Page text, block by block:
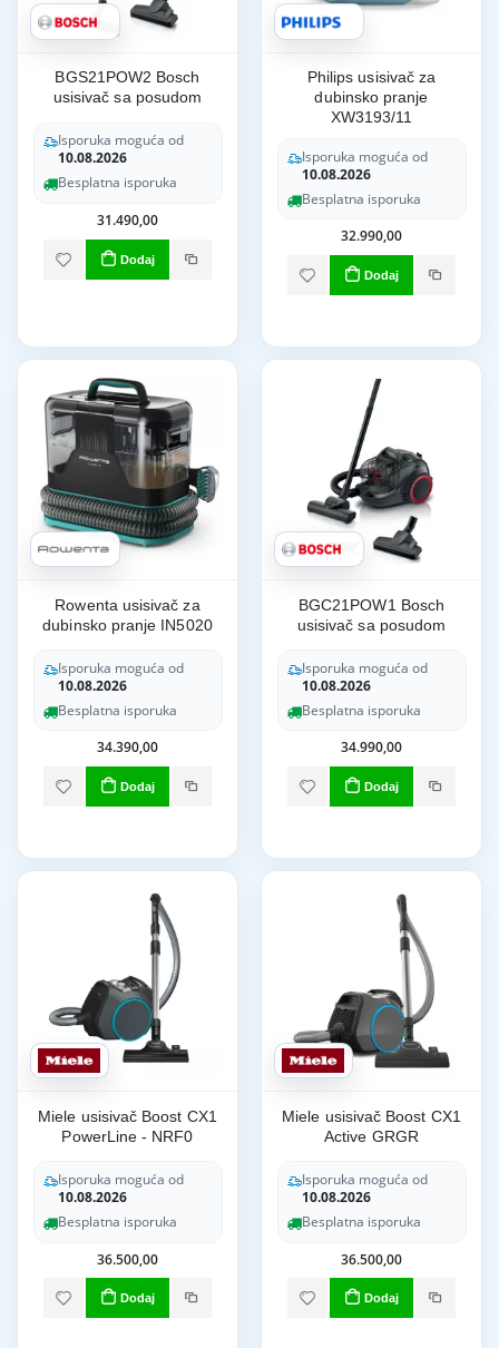
BGS21POW2 Bosch
usisivač sa posudom
Isporuka moguća od
10.08.2026
Besplatna isporuka
31.490,00
Dodaj
Philips usisivač za
dubinsko pranje
XW3193/11
Isporuka moguća od
10.08.2026
Besplatna isporuka
32.990,00
Dodaj
Rowenta usisivač za
dubinsko pranje IN5020
Isporuka moguća od
10.08.2026
Besplatna isporuka
34.390,00
Dodaj
BGC21POW1 Bosch
usisivač sa posudom
Isporuka moguća od
10.08.2026
Besplatna isporuka
34.990,00
Dodaj
Miele usisivač Boost CX1
PowerLine - NRF0
Isporuka moguća od
10.08.2026
Besplatna isporuka
36.500,00
Dodaj
Miele usisivač Boost CX1
Active GRGR
Isporuka moguća od
10.08.2026
Besplatna isporuka
36.500,00
Dodaj